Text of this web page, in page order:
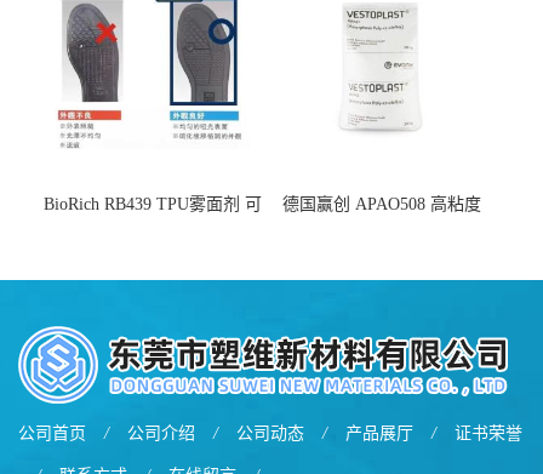
BioRich RB439 TPU雾面剂 可
德国赢创 APAO508 高粘度
公司首页 / 公司介绍 / 公司动态 / 产品展厅 / 证书荣誉